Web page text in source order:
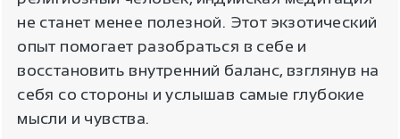
не станет менее полезной. Этот экзотический
опыт помогает разобраться в себе и
восстановить внутренний баланс, взглянув на
себя со стороны и услышав самые глубокие
мысли и чувства.